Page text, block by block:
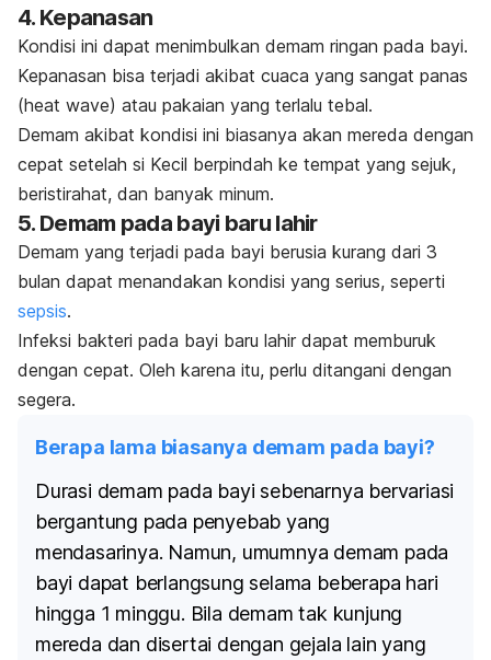
4. Kepanasan
Kondisi ini dapat menimbulkan demam ringan pada bayi.
Kepanasan bisa terjadi akibat cuaca yang sangat panas
(heat wave) atau pakaian yang terlalu tebal.
Demam akibat kondisi ini biasanya akan mereda dengan
cepat setelah si Kecil berpindah ke tempat yang sejuk,
beristirahat, dan banyak minum.
5. Demam pada bayi baru lahir
Demam yang terjadi pada bayi berusia kurang dari 3
bulan dapat menandakan kondisi yang serius, seperti
sepsis.
Infeksi bakteri pada bayi baru lahir dapat memburuk
dengan cepat. Oleh karena itu, perlu ditangani dengan
segera.
Berapa lama biasanya demam pada bayi?
Durasi demam pada bayi sebenarnya bervariasi
bergantung pada penyebab yang
mendasarinya. Namun, umumnya demam pada
bayi dapat berlangsung selama beberapa hari
hingga 1 minggu. Bila demam tak kunjung
mereda dan disertai dengan gejala lain yang